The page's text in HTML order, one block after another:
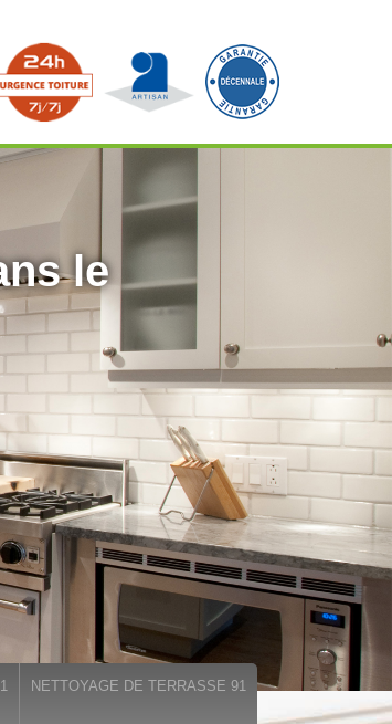
le
NETTOYAGE DE TERRASSE 91